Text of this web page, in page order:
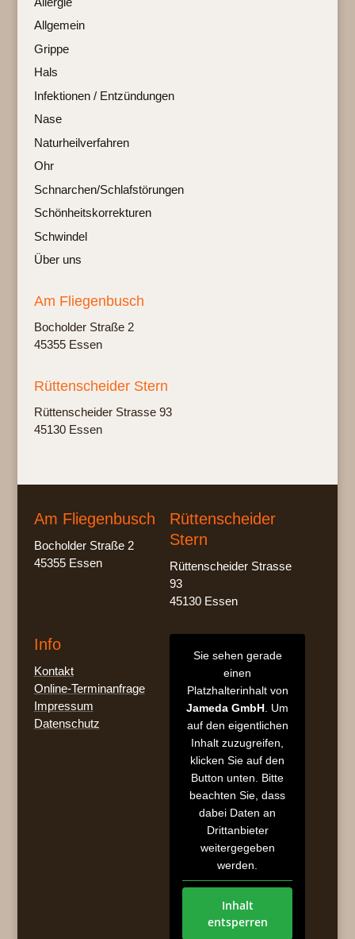
Allgemein
Grippe
Hals
Infektionen / Entzündungen
Nase
Naturheilverfahren
Ohr
Schnarchen/Schlafstörungen
Schönheitskorrekturen
Schwindel
Über uns
Am Fliegenbusch
Bochol­der Stra­ße 2
45355 Essen
Rüttenscheider Stern
Rüt­ten­schei­der Stras­se 93
45130 Essen
Am Fliegenbusch
Bocholder Straße 2
45355 Essen
Rüttenscheider
Stern
Rüttenscheider Strasse
93
45130 Essen
Info
Kontakt
Online-Terminanfrage
Impressum
Datenschutz
Sie sehen gerade
einen
Platzhalterinhalt von
Jameda GmbH . Um
auf den eigentlichen
Inhalt zuzugreifen,
klicken Sie auf den
Button unten. Bitte
beachten Sie, dass
dabei Daten an
Drittanbieter
weitergegeben
werden.
Inhalt
entsperren